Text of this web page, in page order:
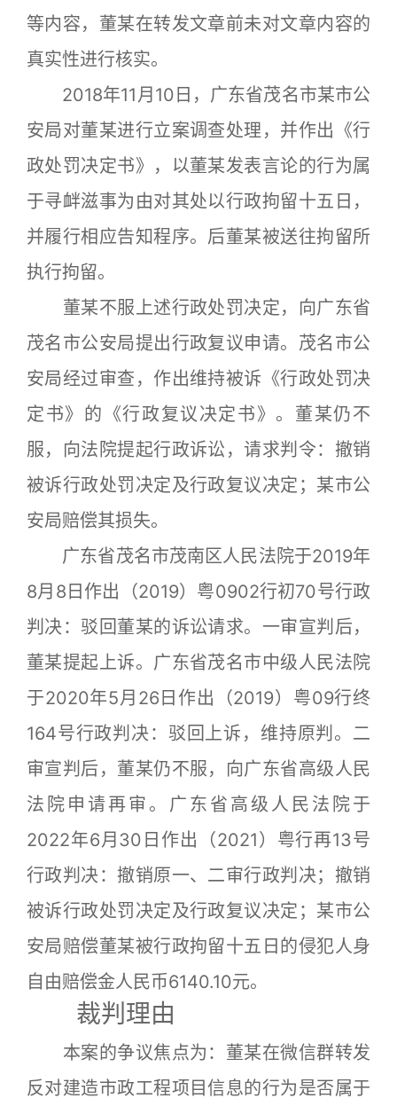
等内容，董某在转发文章前未对文章内容的
真实性进行核实。
2018年11月10日，广东省茂名市某市公
安局对董某进行立案调查处理，并作出《行
政处罚决定书》，以董某发表言论的行为属
于寻衅滋事为由对其处以行政拘留十五日，
并履行相应告知程序。后董某被送往拘留所
执行拘留。
董某不服上述行政处罚决定，向广东省
茂名市公安局提出行政复议申请。茂名市公
安局经过审查，作出维持被诉《行政处罚决
定书》的《行政复议决定书》。董某仍不
服，向法院提起行政诉讼，请求判令：撤销
被诉行政处罚决定及行政复议决定；某市公
安局赔偿其损失。
广东省茂名市茂南区人民法院于2019年
8月8日作出（2019）粤0902行初70号行政
判决：驳回董某的诉讼请求。一审宣判后，
董某提起上诉。广东省茂名市中级人民法院
于2020年5月26日作出（2019）粤09行终
164号行政判决：驳回上诉，维持原判。二
审宣判后，董某仍不服，向广东省高级人民
法院申请再审。广东省高级人民法院于
2022年6月30日作出（2021）粤行再13号
行政判决：撤销原一、二审行政判决；撤销
被诉行政处罚决定及行政复议决定；某市公
安局赔偿董某被行政拘留十五日的侵犯人身
自由赔偿金人民币6140.10元。
裁判理由
本案的争议焦点为：董某在微信群转发
反对建造市政工程项目信息的行为是否属于